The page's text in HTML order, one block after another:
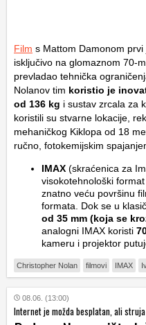
Film s Mattom Damonom
isključivo na glomaznom 70-
prevladao tehnička
Nolanov tim koristio je
od 136 kg i sustav zrcala za
koristili su stvarne lokacije,
mehaničkog Kiklopa od 18
ručno, fotokemijskim
IMAX (skraćenica za
visokotehnološki
znatno veću površinu
formata. Dok se u
od 35 mm (koja se
analogni IMAX koristi
kameru i projektor
Christopher Nolan filmovi IMAX
08.06. (13:00)
Internet je možda besplatan, ali